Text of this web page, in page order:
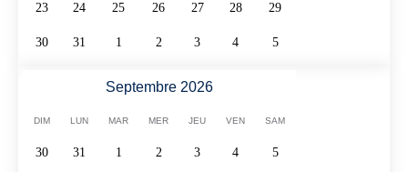
23 24 25 26 27 28 29
30 31 1 2 3 4 5
Septembre 2026
DIM LUN MAR MER JEU VEN SAM
30 31 1 2 3 4 5